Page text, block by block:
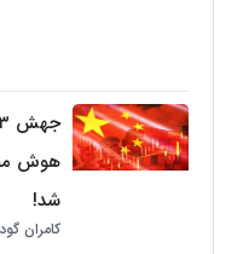
جهش ۲۳
کامران گودرزی ۱۶-۰۵-۱۴۰۵